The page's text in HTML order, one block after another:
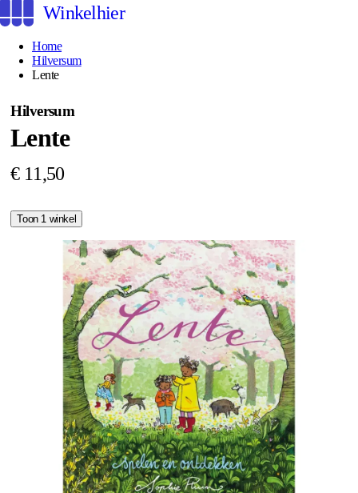
Winkelhier
Home
Hilversum
Lente
Hilversum
Lente
€ 11,50
Toon 1 winkel